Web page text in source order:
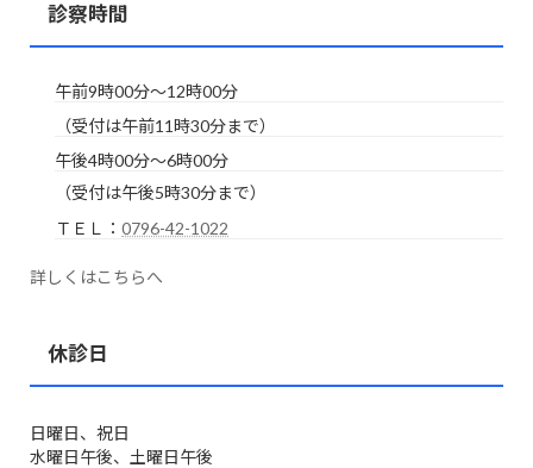
診察時間
午前9時00分～12時00分
（受付は午前11時30分まで）
午後4時00分～6時00分
（受付は午後5時30分まで）
ＴＥＬ： 0796-42-1022
詳しくはこちらへ
休診日
日曜日、祝日
水曜日午後、土曜日午後